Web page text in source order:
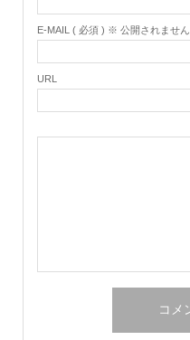
E-MAIL ( 必須 ) ※ 公開されません
URL